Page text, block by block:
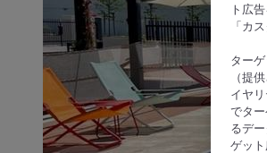
ト広
「カ
ター
（提
イヤ
でタ
るデ
ゲッ